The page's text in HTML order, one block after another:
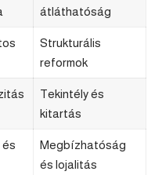
átláthatóság
Strukturális
reformok
Tekintély és
kitartás
Megbízhatóság
és lojalitás